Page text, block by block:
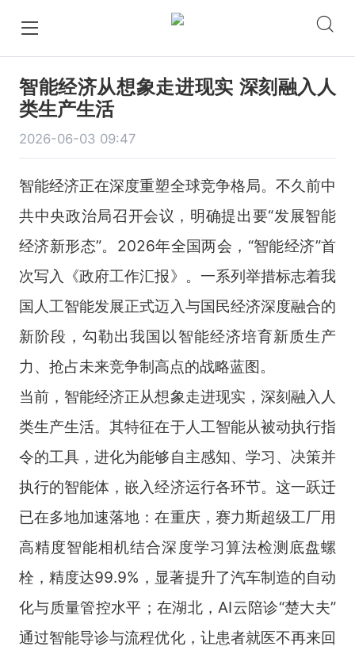
智能经济从想象走进现实 深刻融入人
类生产生活
2026-06-03 09:47
智能经济正在深度重塑全球竞争格局。不久前中
共中央政治局召开会议，明确提出要“发展智能
经济新形态”。2026年全国两会，“智能经济”首
次写入《政府工作汇报》。一系列举措标志着我
国人工智能发展正式迈入与国民经济深度融合的
新阶段，勾勒出我国以智能经济培育新质生产
力、抢占未来竞争制高点的战略蓝图。
当前，智能经济正从想象走进现实，深刻融入人
类生产生活。其特征在于人工智能从被动执行指
令的工具，进化为能够自主感知、学习、决策并
执行的智能体，嵌入经济运行各环节。这一跃迁
已在多地加速落地：在重庆，赛力斯超级工厂用
高精度智能相机结合深度学习算法检测底盘螺
栓，精度达99.9%，显著提升了汽车制造的自动
化与质量管控水平；在湖北，AI云陪诊“楚大夫”
通过智能导诊与流程优化，让患者就医不再来回